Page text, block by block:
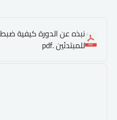
نبذه عن الدورة كيفية ضبط
للمبتدئين .pdf